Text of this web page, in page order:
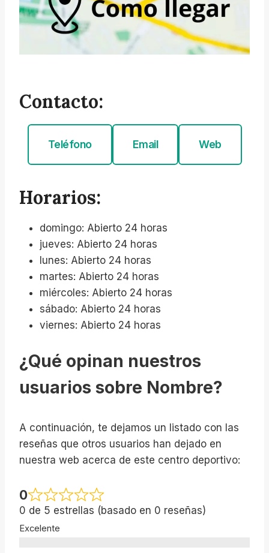
Contacto:
Teléfono Email Web
Horarios:
domingo: Abierto 24 horas
jueves: Abierto 24 horas
lunes: Abierto 24 horas
martes: Abierto 24 horas
miércoles: Abierto 24 horas
sábado: Abierto 24 horas
viernes: Abierto 24 horas
¿Qué opinan nuestros
usuarios sobre Nombre?
A continuación, te dejamos un listado con las
reseñas que otros usuarios han dejado en
nuestra web acerca de este centro deportivo:
0
0 de 5 estrellas (basado en 0 reseñas)
Excelente